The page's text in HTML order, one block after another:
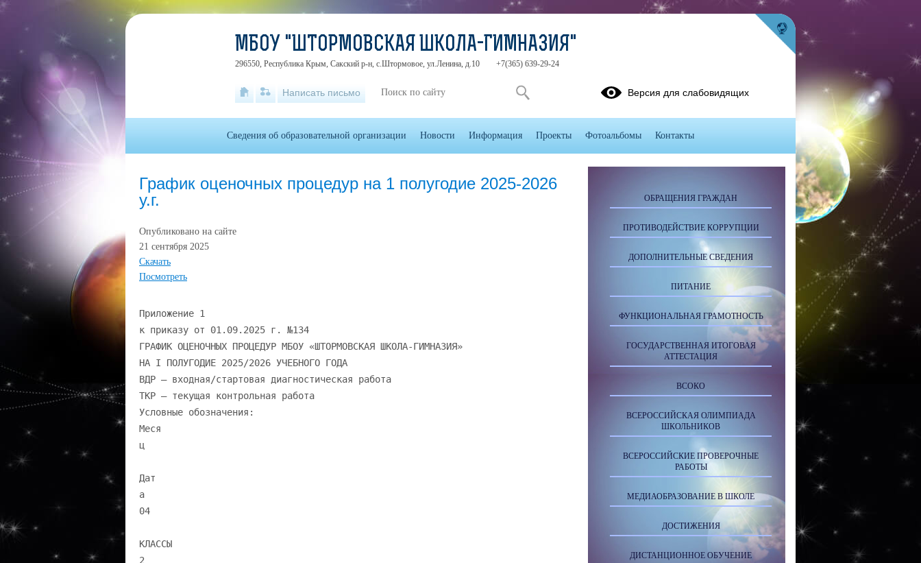
График оценочных процедур на 1 полугодие 2025-2026
у.г.
Опубликовано на сайте
21 сентября 2025
Скачать
Посмотреть
Приложение 1
к приказу от 01.09.2025 г. №134
ГРАФИК ОЦЕНОЧНЫХ ПРОЦЕДУР МБОУ «ШТОРМОВСКАЯ ШКОЛА-ГИМНАЗИЯ»
НА I ПОЛУГОДИЕ 2025/2026 УЧЕБНОГО ГОДА
ВДР – входная/стартовая диагностическая работа
ТКР – текущая контрольная работа
Условные обозначения:
Меся
ц
Дат
а
04
КЛАССЫ
2
ОБРАЩЕНИЯ ГРАЖДАН
ПРОТИВОДЕЙСТВИЕ КОРРУПЦИИ
ДОПОЛНИТЕЛЬНЫЕ СВЕДЕНИЯ
ПИТАНИЕ
ФУНКЦИОНАЛЬНАЯ ГРАМОТНОСТЬ
ГОСУДАРСТВЕННАЯ ИТОГОВАЯ
АТТЕСТАЦИЯ
ВСОКО
ВСЕРОССИЙСКАЯ ОЛИМПИАДА
ШКОЛЬНИКОВ
ВСЕРОССИЙСКИЕ ПРОВЕРОЧНЫЕ
РАБОТЫ
МЕДИАОБРАЗОВАНИЕ В ШКОЛЕ
ДОСТИЖЕНИЯ
ДИСТАНЦИОННОЕ ОБУЧЕНИЕ
МБОУ "ШТОРМОВСКАЯ ШКОЛА-ГИМНАЗИЯ"
296550, Республика Крым, Сакский р-н, с.Штормовое, ул.Ленина, д.10 +7(365) 639-29-24
Написать письмо Версия для слабовидящих
Сведения об образовательной организации Новости Информация Проекты Фотоальбомы Контакты